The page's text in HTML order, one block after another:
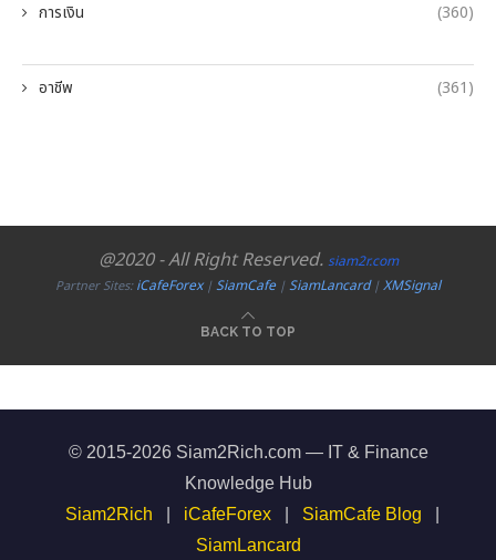
การเงิน (360)
อาชีพ (361)
@2020 - All Right Reserved. siam2r.com
Partner Sites:iCafeForex|SiamCafe|SiamLancard|XMSignal
BACK TO TOP
© 2015-2026 Siam2Rich.com — IT & Finance
Knowledge Hub
Siam2Rich
iCafeForex SiamCafe Blog
SiamLancard